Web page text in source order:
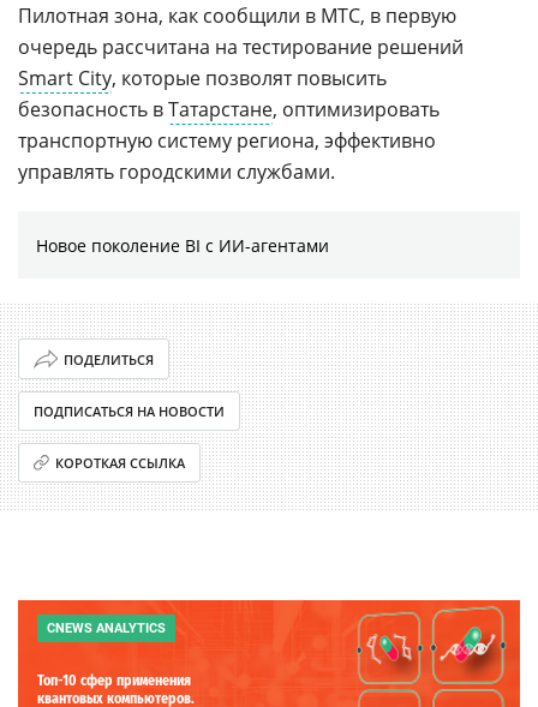
Пилотная зона, как сообщили в МТС, в первую
очередь рассчитана на тестирование решений
Smart City, которые позволят повысить
безопасность вТатарстане, оптимизировать
транспортную систему региона, эффективно
управлять городскими службами.
Новое поколение BI с ИИ-агентами
ПОДЕЛИТЬСЯ
ПОДПИСАТЬСЯ НА НОВОСТИ
КОРОТКАЯ ССЫЛКА
CNEWS ANALYTICS
Топ-10 сфер применения
квантовых компьютеров.